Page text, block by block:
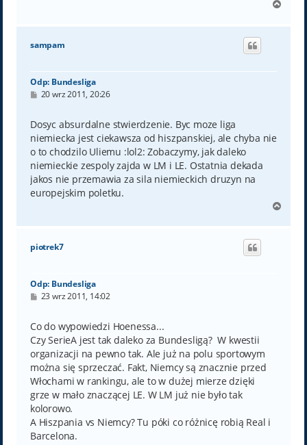
g
sampam
Odp: Bundesliga
P
t
20 wrz 2011, 20:26
Dosyc absurdalne stwierdzenie. Byc moze liga
niemiecka jest ciekawsza od hiszpanskiej, ale chyba nie
o to chodzilo Uliemu :lol2: Zobaczymy, jak daleko
niemieckie zespoly zajda w LM i LE. Ostatnia dekada
jakos nie przemawia za sila niemieckich druzyn na
europejskim poletku.
g
piotrek7
Odp: Bundesliga
P
t
23 wrz 2011, 14:02
Co do wypowiedzi Hoenessa...
Czy SerieA jest tak daleko za Bundesligą? W kwestii
organizacji na pewno tak. Ale już na polu sportowym
można się sprzeczać. Fakt, Niemcy są znacznie przed
Włochami w rankingu, ale to w dużej mierze dzięki
grze w mało znaczącej LE. W LM już nie było tak
kolorowo.
A Hiszpania vs Niemcy? Tu póki co różnicę robią Real i
Barcelona.